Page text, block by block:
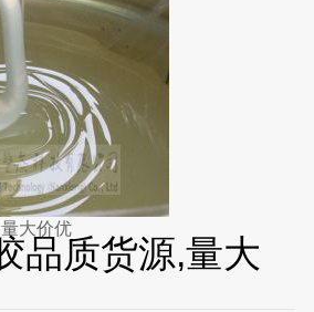
大价优
品质货源,量大